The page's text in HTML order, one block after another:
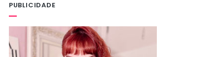
PUBLICIDADE